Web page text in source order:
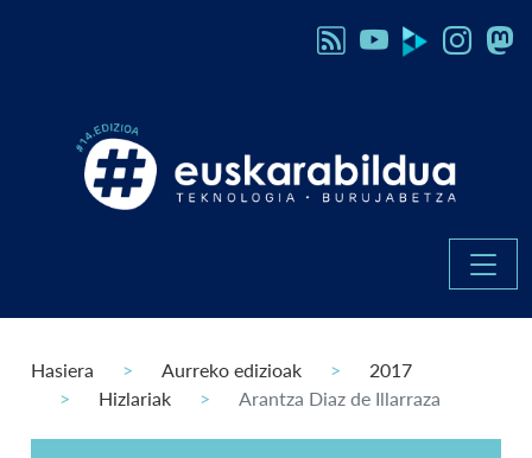
Hasiera Aurreko edizioak
2017
Hizlariak
Arantza Diaz de Illarraza